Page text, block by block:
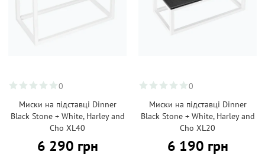
0
Миски на підставці Dinner
Black Stone + White, Harley and
Cho XL40
6 290 грн
0
Миски на підставці Dinner
Black Stone + White, Harley and
Cho XL20
6 190 грн